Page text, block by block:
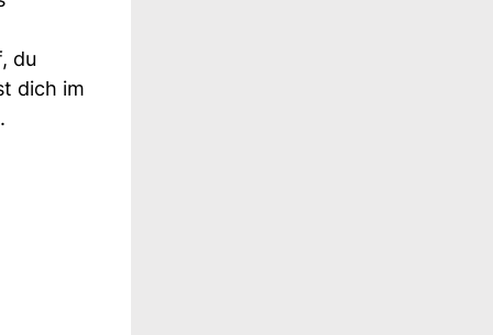
du
dich im